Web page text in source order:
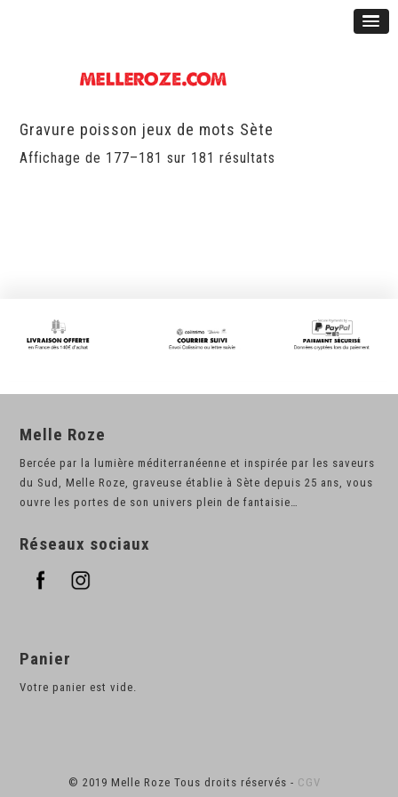
Gravure poisson jeux de mots Sète
Affichage de 177–181 sur 181 résultats
Melle Roze
Bercée par la lumière méditerranéenne et inspirée par les saveurs
du Sud, Melle Roze, graveuse établie à Sète depuis 25 ans, vous
ouvre les portes de son univers plein de fantaisie…
Réseaux sociaux
Panier
Votre panier est vide.
© 2019 Melle Roze Tous droits réservés - CGV